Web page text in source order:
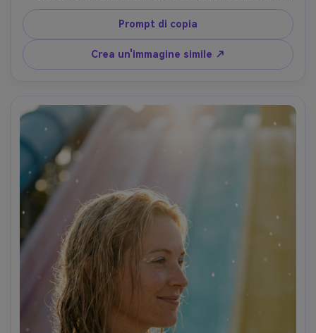
atletica, protezione da eruzione cutanea montata,
piscina molto sotto sfocata, sole brillante con forte luce
del cerchio, Canon EOS R5, 85mm f/1.4, cornice testa e
spalle, umore cinematografico teso, luci realistiche sulla
pelle, ombre naturali, grado teal-arancione, messa a
Prompt di copia
Crea un'immagine simile ↗